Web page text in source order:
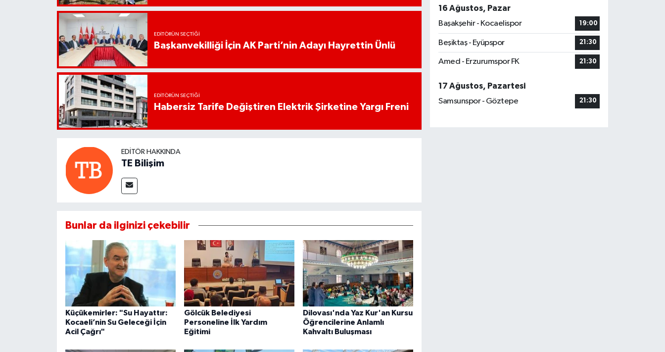
EDITÖRÜN SEÇTIĞI
Başkanvekilliği İçin AK Parti’nin Adayı Hayrettin Ünlü
EDITÖRÜN SEÇTIĞI
Habersiz Tarife Değiştiren Elektrik Şirketine Yargı Freni
EDITÖR HAKKINDA
TE Bilişim
Bunlar da ilginizi çekebilir
Küçükemirler: "Su Hayattır:
Kocaeli’nin Su Geleceği İçin
Acil Çağrı"
Gölcük Belediyesi
Personeline İlk Yardım
Eğitimi
Dilovası'nda Yaz Kur'an Kursu
Öğrencilerine Anlamlı
Kahvaltı Buluşması
16 Ağustos, Pazar
Başakşehir - Kocaelispor
19:00
Beşiktaş - Eyüpspor 21:30
Amed - Erzurumspor FK 21:30
17 Ağustos, Pazartesi
Samsunspor - Göztepe
21:30